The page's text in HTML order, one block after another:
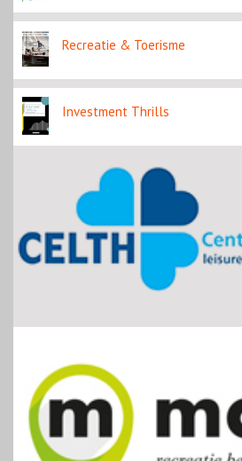
Recreatie & Toerisme
Investment Thrills